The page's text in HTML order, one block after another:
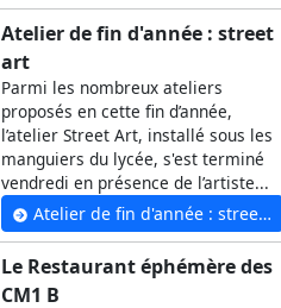
Atelier de fin d'année : street
art
Parmi les nombreux ateliers
proposés en cette fin d’année,
l’atelier Street Art, installé sous les
manguiers du lycée, s'est terminé
vendredi en présence de l’artiste...
Atelier de fin d'année : street art
Le Restaurant éphémère des
CM1 B